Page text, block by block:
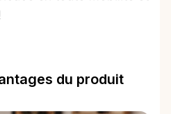
du produit